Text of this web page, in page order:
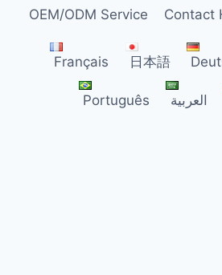
ПРОМЫШЛЕННЫХ
ПТИЦ
РОССИИ
OEM/ODM Service Contact
Français 日本語
Português العربية